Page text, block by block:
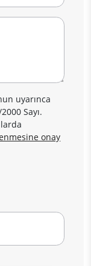
uyarınca
Sayı.
onay